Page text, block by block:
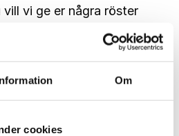
Om
cookies
vi ge er några röster
i CoSkill – vad fick
Säkert vill
– kontakta Richard
, 0768-64 99
CoSkill är finansierat av